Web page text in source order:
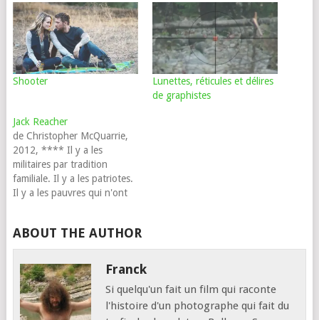
Shooter
Lunettes, réticules et délires
de graphistes
Jack Reacher
de Christopher McQuarrie,
2012, **** Il y a les
militaires par tradition
familiale. Il y a les patriotes.
Il y a les pauvres qui n'ont
moyen légal de tuer. James
Barr est de ceux-ci et, en
Irak, il a…
ABOUT THE AUTHOR
Franck
Si quelqu'un fait un film qui raconte
l'histoire d'un photographe qui fait du